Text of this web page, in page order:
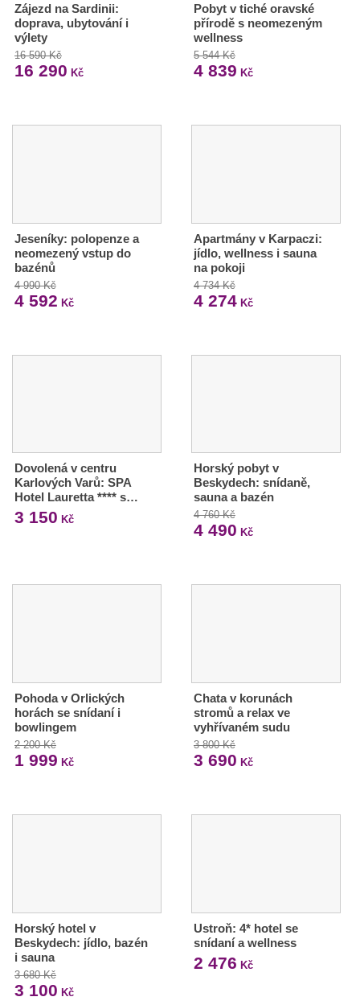
Zájezd na Sardinii:
doprava, ubytování i
výlety
16 590 Kč
16 290 Kč
Pobyt v tiché oravské
přírodě s neomezeným
wellness
5 544 Kč
4 839 Kč
Jeseníky: polopenze a
neomezený vstup do
bazénů
4 990 Kč
4 592 Kč
Apartmány v Karpaczi:
jídlo, wellness i sauna
na pokoji
4 734 Kč
4 274Kč
Dovolená v centru
Karlových Varů: SPA
Hotel Lauretta **** s…
3 150 Kč
Horský pobyt v
Beskydech: snídaně,
sauna a bazén
4 760 Kč
4 490 Kč
Pohoda v Orlických
horách se snídaní i
bowlingem
2 200 Kč
1 999 Kč
Chata v korunách
stromů a relax ve
vyhřívaném sudu
3 800 Kč
3 690 Kč
Horský hotel v
Beskydech: jídlo, bazén
i sauna
3 680 Kč
3 100 Kč
Ustroň: 4* hotel se
snídaní a wellness
2 476 Kč